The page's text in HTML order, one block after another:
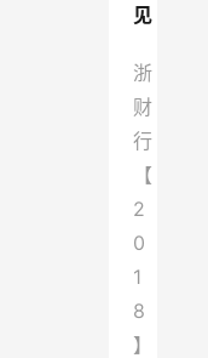
见
浙
财
行
【
2
0
1
8
】